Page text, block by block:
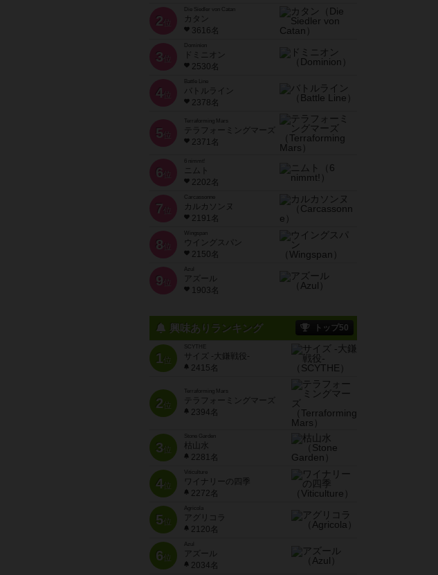
2 位
Die Siedler von Catan
カタン
3616名
3 位
ドミニオン
2530名
4位
Battle Line
バトルライン
2378名
5 位
Terraforming Mars
テラフォーミングマーズ
2371名
6 位
ニムト
2202名
7 位
Carcassonne
カルカソンヌ
2191名
8 位
Wingspan
ウイングスパン
2150名
9 位
Azul
アズール
1903名
興味ありランキング トップ50
1位
SCYTHE
サイズ -大鎌戦役-
2415名
2位
Terraforming Mars
テラフォーミングマーズ
2394名
3位
Stone Garden
枯山水
2281名
4位
Viticulture
ワイナリーの四季
2272名
5位
Agricola
アグリコラ
2120名
6位
Azul
アズール
2034名